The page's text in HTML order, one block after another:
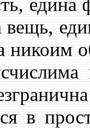
вещь,
в